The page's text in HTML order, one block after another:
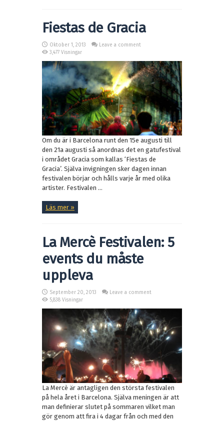
Fiestas de Gracia
Oktober 1, 2013
Leave a comment
3,477 Visningar
Om du är i Barcelona runt den 15e augusti till
den 21a augusti så anordnas det en gatufestival
i området Gracia som kallas ‘Fiestas de
Gracia’. Själva invigningen sker dagen innan
festivalen börjar och hålls varje år med olika
artister. Festivalen ...
Läs mer »
La Mercè Festivalen: 5
events du måste
uppleva
September 20, 2013
Leave a comment
5,838 Visningar
La Mercè är antagligen den största festivalen
på hela året i Barcelona. Själva meningen är att
man definierar slutet på sommaren vilket man
gör genom att fira i 4 dagar från och med den